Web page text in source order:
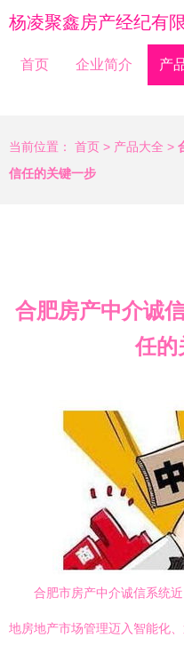
杨凌聚鑫房产经纪有
首页 企业简介 产
当前位置： 首页 > 产品大全 >
信任的关键一步
合肥房产中介诚
任的
合肥市房产中介诚信系统
地房地产市场管理迈入智能化